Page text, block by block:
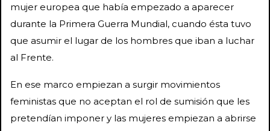
mujer europea que había empezado a aparecer
durante la Primera Guerra Mundial, cuando ésta tuvo
que asumir el lugar de los hombres que iban a luchar
al Frente.
En ese marco empiezan a surgir movimientos
feministas que no aceptan el rol de sumisión que les
pretendían imponer y las mujeres empiezan a abrirse